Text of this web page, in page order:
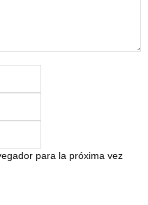
para la próxima vez